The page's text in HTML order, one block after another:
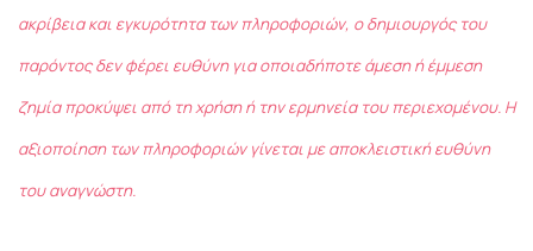
ακρίβεια και εγκυρότητα των πληροφοριών, ο δημιουργός του
παρόντος δεν φέρει ευθύνη για οποιαδήποτε άμεση ή έμμεση
ζημία προκύψει από τη χρήση ή την ερμηνεία του περιεχομένου. Η
αξιοποίηση των πληροφοριών γίνεται με αποκλειστική ευθύνη
του αναγνώστη.